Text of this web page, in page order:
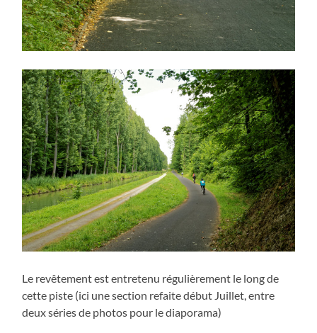
Le revêtement est entretenu régulièrement le long de
cette piste (ici une section refaite début Juillet, entre
deux séries de photos pour le diaporama)